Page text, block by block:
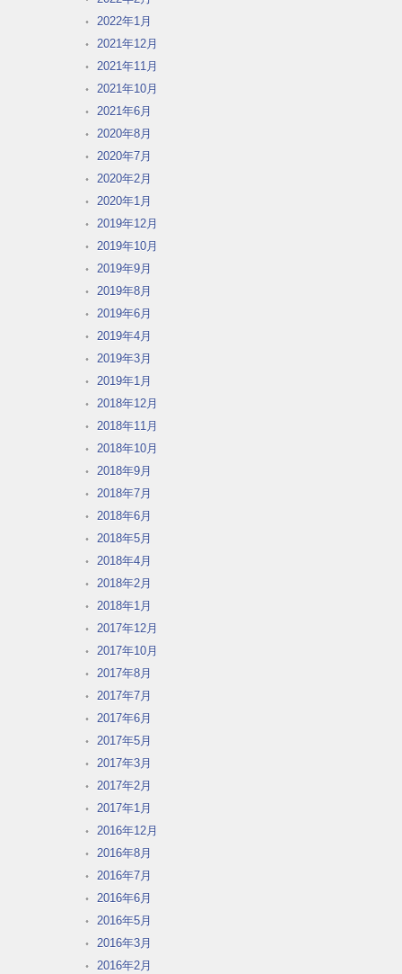
2022年1月
2021年12月
2021年11月
2021年10月
2021年6月
2020年8月
2020年7月
2020年2月
2020年1月
2019年12月
2019年10月
2019年9月
2019年8月
2019年6月
2019年4月
2019年3月
2019年1月
2018年12月
2018年11月
2018年10月
2018年9月
2018年7月
2018年6月
2018年5月
2018年4月
2018年2月
2018年1月
2017年12月
2017年10月
2017年8月
2017年7月
2017年6月
2017年5月
2017年3月
2017年2月
2017年1月
2016年12月
2016年8月
2016年7月
2016年6月
2016年5月
2016年3月
2016年2月